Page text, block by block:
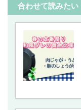
合わせて読みたい